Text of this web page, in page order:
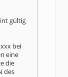
Fenster
gültig
bei
eine
die
des